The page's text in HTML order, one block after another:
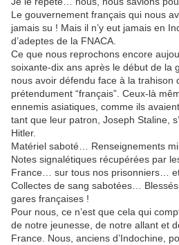
Le gouvernement français qui nous
jamais su ! Mais il n’y eut jamais en
d’adeptes de la FNACA.
Ce que nous reprochons encore
soixante-dix ans après le début de la
nous avoir défendu face à la trahison
prétendument “français”. Ceux-là
ennemis asiatiques, comme ils
tant que leur patron, Joseph Staline,
Hitler.
Matériel saboté… Renseignements
Notes signalétiques récupérées par
France… sur tous nos prisonniers…
Collectes de sang sabotées…
gares françaises !
Pour nous, ce n’est que cela qui
de notre jeunesse, de notre allant et
France. Nous, anciens d’Indochine,